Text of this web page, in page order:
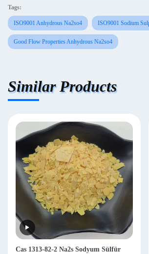
Tags:
ISO9001 Anhydrous Na2so4 ISO9001 Sodium
Good Flow Properties Anhydrous Na2so4
Similar Products
Cas 1313-82-2 Na2s Sodyum Sülfür